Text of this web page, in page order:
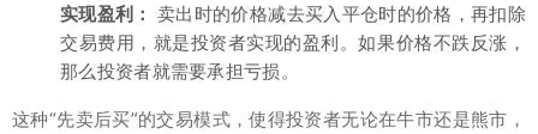
实现盈利： 卖出时的价格减去买入平仓时的价格，再扣除
交易费用，就是投资者实现的盈利。如果价格不跌反涨，
那么投资者就需要承担亏损。
这种“先卖后买”的交易模式，使得投资者无论在牛市还是熊市，